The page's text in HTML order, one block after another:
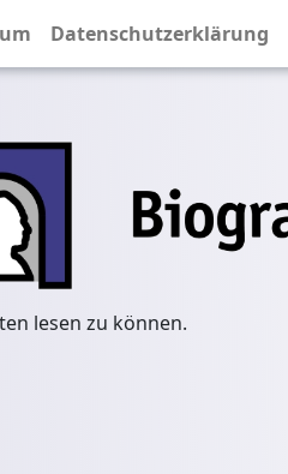
Datenschutzerklärung
lesen zu können.